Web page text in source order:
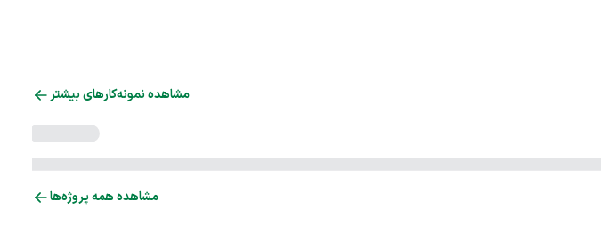
مشاهده نمونه‌کارهای بیشتر
مشاهده همه پروژه‌ها